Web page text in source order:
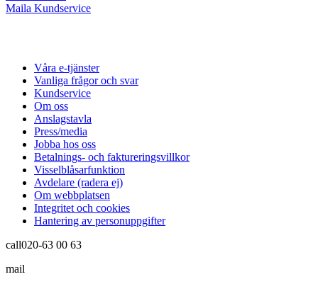
Maila Kundservice
Våra e-tjänster
Vanliga frågor och svar
Kundservice
Om oss
Anslagstavla
Press/media
Jobba hos oss
Betalnings- och faktureringsvillkor
Visselblåsarfunktion
Avdelare (radera ej)
Om webbplatsen
Integritet och cookies
Hantering av personuppgifter
call020-63 00 63
mail